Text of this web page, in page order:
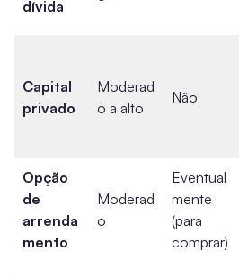
dívida
Capital
privado
Moderad
o a alto
Não
Opção
de
arrenda
mento
Moderad
o
Eventual
mente
(para
comprar)